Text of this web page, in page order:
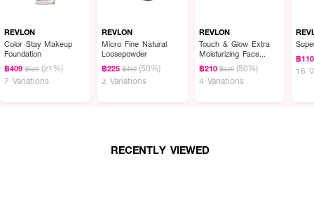
REVLON
Color Stay Makeup
Foundation
฿409 ฿520 (21%)
7 Variations
REVLON
Micro Fine Natural
Loosepowder
฿225 ฿450 (50%)
2 Variations
REVLON
Touch & Glow Extra
Moisturizing Face
Powder
฿210 ฿420 (50%)
4 Variations
฿110
16
RECENTLY VIEWED